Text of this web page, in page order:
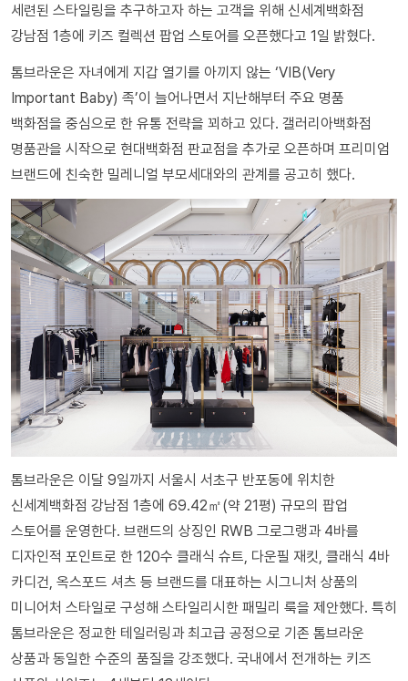
세련된 스타일링을 추구하고자 하는 고객을 위해 신세계백화점
강남점 1층에 키즈 컬렉션 팝업 스토어를 오픈했다고 1일 밝혔다.
톰브라운은 자녀에게 지갑 열기를 아끼지 않는 ‘VIB(Very
Important Baby) 족’이 늘어나면서 지난해부터 주요 명품
백화점을 중심으로 한 유통 전략을 꾀하고 있다. 갤러리아백화점
명품관을 시작으로 현대백화점 판교점을 추가로 오픈하며 프리미엄
브랜드에 친숙한 밀레니얼 부모세대와의 관계를 공고히 했다.
톰브라운은 이달 9일까지 서울시 서초구 반포동에 위치한
신세계백화점 강남점 1층에 69.42㎡(약 21평) 규모의 팝업
스토어를 운영한다. 브랜드의 상징인 RWB 그로그랭과 4바를
디자인적 포인트로 한 120수 클래식 슈트, 다운필 재킷, 클래식 4바
카디건, 옥스포드 셔츠 등 브랜드를 대표하는 시그니처 상품의
미니어처 스타일로 구성해 스타일리시한 패밀리 룩을 제안했다. 특히
톰브라운은 정교한 테일러링과 최고급 공정으로 기존 톰브라운
상품과 동일한 수준의 품질을 강조했다. 국내에서 전개하는 키즈